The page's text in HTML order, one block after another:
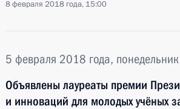
8 февраля 2018 года, 15:00
5 февраля 2018 года, понедельник
Объявлены лауреаты премии
и инноваций для молодых учёных